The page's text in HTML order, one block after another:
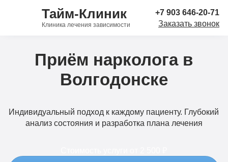
Тайм-Клиник
Клиника лечения зависимости
+7 903 646-20-71
Заказать звонок
Приём нарколога в
Волгодонске
Индивидуальный подход к каждому пациенту. Глубокий
анализ состояния и разработка плана лечения